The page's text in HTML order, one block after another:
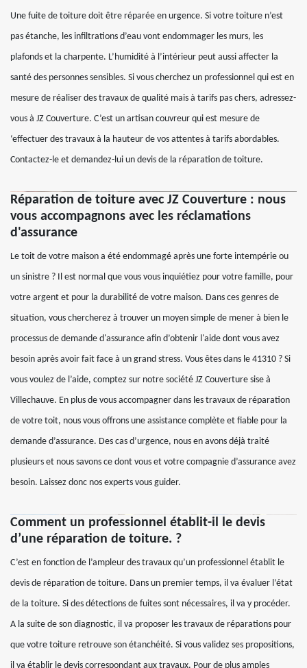
Une fuite de toiture doit être réparée en urgence. Si votre toiture n’est
pas étanche, les infiltrations d’eau vont endommager les murs, les
plafonds et la charpente. L’humidité à l’intérieur peut aussi affecter la
santé des personnes sensibles. Si vous cherchez un professionnel qui est en
mesure de réaliser des travaux de qualité mais à tarifs pas chers, adressez-
vous à JZ Couverture. C’est un artisan couvreur qui est mesure de
‘effectuer des travaux à la hauteur de vos attentes à tarifs abordables.
Contactez-le et demandez-lui un devis de la réparation de toiture.
Réparation de toiture avec JZ Couverture : nous
vous accompagnons avec les réclamations
d'assurance
Le toit de votre maison a été endommagé après une forte intempérie ou
un sinistre ? Il est normal que vous vous inquiétiez pour votre famille, pour
votre argent et pour la durabilité de votre maison. Dans ces genres de
situation, vous chercherez à trouver un moyen simple de mener à bien le
processus de demande d'assurance afin d’obtenir l'aide dont vous avez
besoin après avoir fait face à un grand stress. Vous êtes dans le 41310 ? Si
vous voulez de l’aide, comptez sur notre société JZ Couverture sise à
Villechauve. En plus de vous accompagner dans les travaux de réparation
de votre toit, nous vous offrons une assistance complète et fiable pour la
demande d’assurance. Des cas d’urgence, nous en avons déjà traité
plusieurs et nous savons ce dont vous et votre compagnie d’assurance avez
besoin. Laissez donc nos experts vous guider.
Comment un professionnel établit-il le devis
d’une réparation de toiture. ?
C’est en fonction de l’ampleur des travaux qu’un professionnel établit le
devis de réparation de toiture. Dans un premier temps, il va évaluer l’état
de la toiture. Si des détections de fuites sont nécessaires, il va y procéder.
A la suite de son diagnostic, il va proposer les travaux de réparations pour
que votre toiture retrouve son étanchéité. Si vous validez ses propositions,
il va établir le devis correspondant aux travaux. Pour de plus amples